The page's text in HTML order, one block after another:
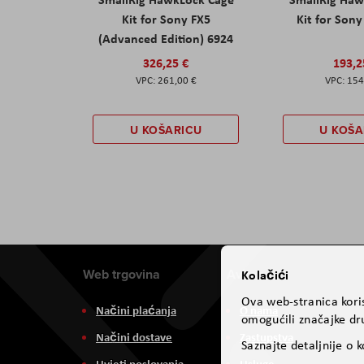
Kit for Sony FX5
(Advanced Edition) 6924
326,25 €
261,00 €
U KOŠARICU
Kit for Sony
U
Web trgovina
Načini plaćanja
Načini dostave
Aviteh
O nama
Kolačići
Ova web-stranica
omogućili značajke
Saznajte detaljnije o